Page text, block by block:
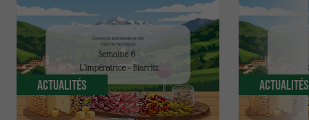
Actualités Actualités